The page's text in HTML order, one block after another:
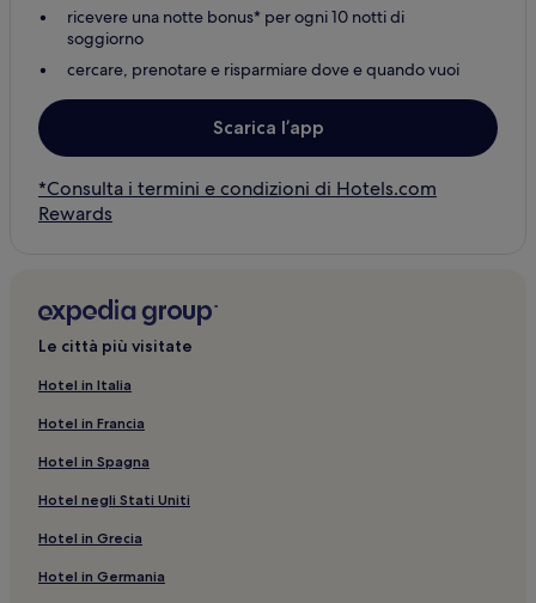
ricevere una notte bonus* per ogni 10 notti di
soggiorno
cercare, prenotare e risparmiare dove e quando vuoi
Scarica l’app
*Consulta i termini e condizioni di Hotels.com
Rewards
Le città più visitate
Hotel in Italia
Hotel in Francia
Hotel in Spagna
Hotel negli Stati Uniti
Hotel in Grecia
Hotel in Germania